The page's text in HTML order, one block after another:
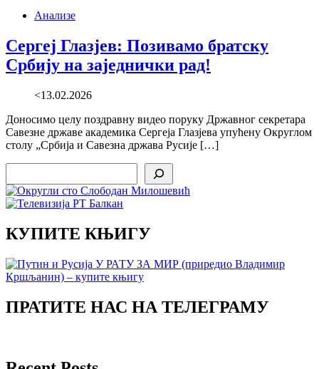
Анализе
Сергеј Глазјев: Позивамо братску
Србију на заједнички рад!
<13.02.2026
Доносимо целу поздравну видео поруку Државног секретара
Савезне државе академика Сергеја Глазјева упућену Округлом
столу „Србија и Савезна држава Русије […]
КУПИТЕ КЊИГУ
ПРАТИТЕ НАС НА ТЕЛЕГРАМУ